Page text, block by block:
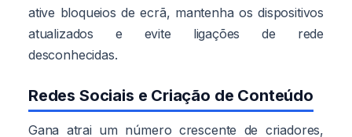
ative bloqueios de ecrã, mantenha os dispositivos
atualizados e evite ligações de rede
desconhecidas.
Redes Sociais e Criação de Conteúdo
Gana atrai um número crescente de criadores,